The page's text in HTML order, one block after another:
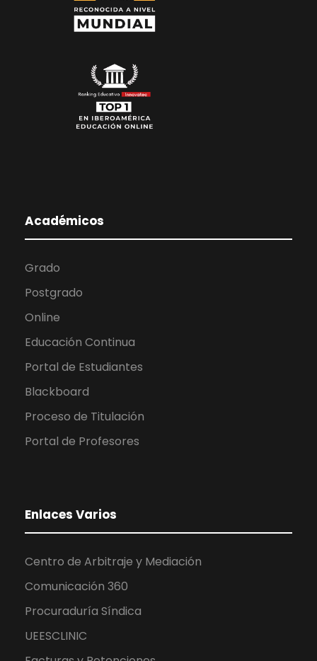
Académicos
Grado
Postgrado
Online
Educación Continua
Portal de Estudiantes
Blackboard
Proceso de Titulación
Portal de Profesores
Enlaces Varios
Centro de Arbitraje y Mediación
Comunicación 360
Procuraduría Síndica
UEESCLINIC